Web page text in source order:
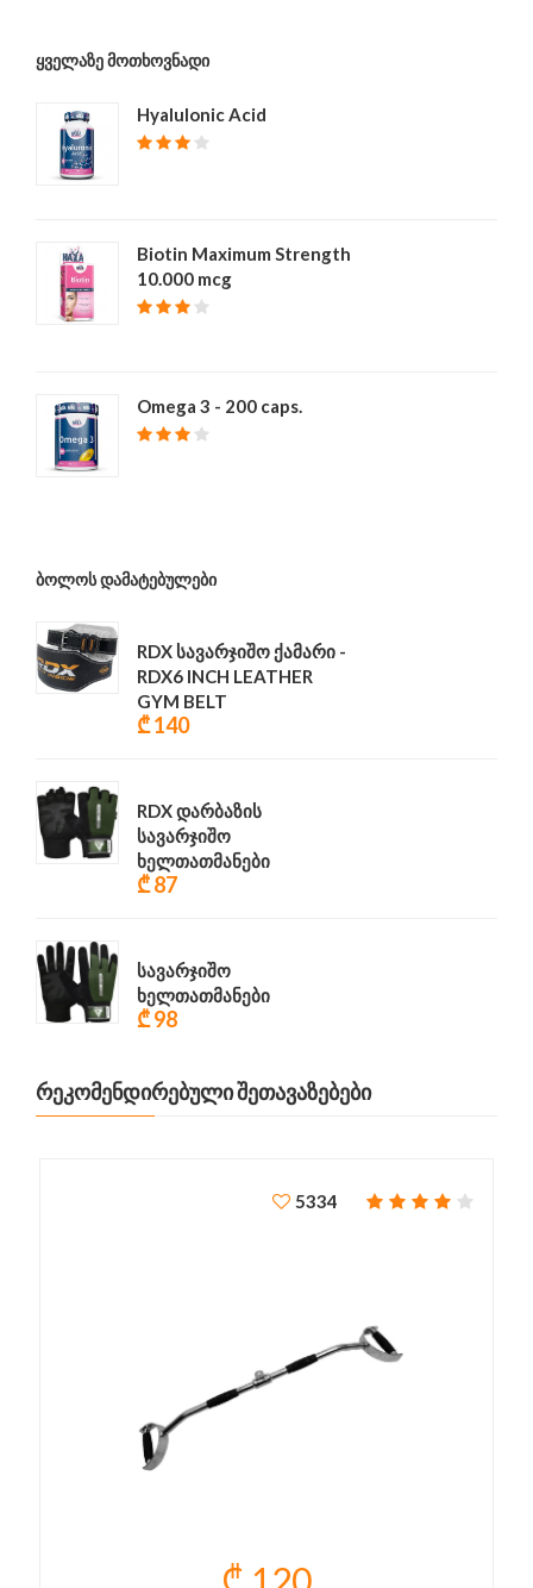
ᲧᲕᲔᲚᲐᲖᲔ ᲛᲝᲗᲮᲝᲕᲜᲐᲓᲘ
Hyalulonic Acid
Biotin Maximum Strength
10.000 mcg
Omega 3 - 200 caps.
ᲑᲝᲚᲝᲡ ᲓᲐᲛᲐᲢᲔᲑᲣᲚᲔᲑᲘ
RDX სავარჯიშო ქამარი -
RDX6 INCH LEATHER
GYM BELT
₾ 140
RDX დარბაზის
სავარჯიშო
ხელთათმანები
₾ 87
სავარჯიშო
ხელთათმანები
₾ 98
ᲠᲔᲙᲝᲛᲔᲜᲓᲘᲠᲔᲑᲣᲚᲘ ᲨᲔᲗᲐᲕᲐᲖᲔᲑᲔᲑᲘ
5334